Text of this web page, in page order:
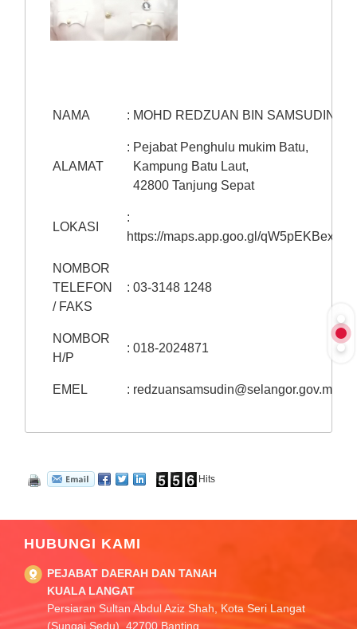
NAMA : MOHD REDZUAN BIN SAMSUDIN
ALAMAT
: Pejabat Penghulu mukim Batu,
Kampung Batu Laut,
42800 Tanjung Sepat
LOKASI
:
https://maps.app.goo.gl/
NOMBOR
TELEFON
/ FAKS
: 03-3148 1248
NOMBOR
H/P
:018-2024871
EMEL : redzuansamsudin@selangor.gov.my
Hits
HUBUNGI KAMI
PEJABAT DAERAH DAN TANAH
KUALA LANGAT
Persiaran Sultan Abdul Aziz Shah, Kota Seri Langat
(Sungai Sedu), 42700 Banting,